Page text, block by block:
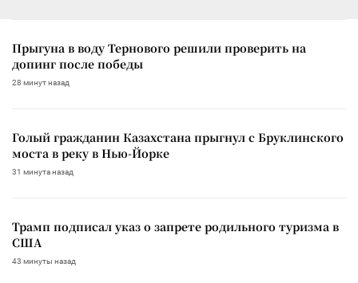
Прыгуна в воду Тернового решили проверить на
допинг после победы
28 минут назад
Голый гражданин Казахстана прыгнул с Бруклинского
моста в реку в Нью-Йорке
31 минута назад
Трамп подписал указ о запрете родильного туризма в
США
43 минуты назад